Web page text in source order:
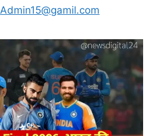
Admin15@gamil.com